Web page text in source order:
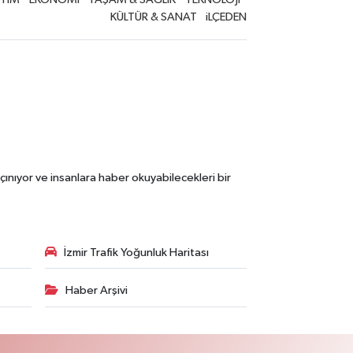
KÜLTÜR & SANAT
iLÇEDEN
ve insanlara haber okuyabilecekleri bir
İzmir Trafik Yoğunluk Haritası
Haber Arşivi